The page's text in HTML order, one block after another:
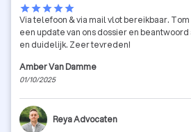
starstarstarstarstar
Via telefoon & via mail vlot bereikbaar.
een update van ons dossier en
en duidelijk. Zeer tevreden!
Amber Van Damme
01/10/2025
Reya Advocaten